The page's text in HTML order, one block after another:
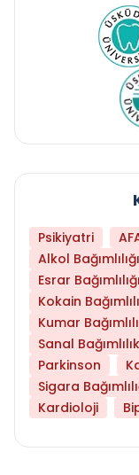
Psikiyatri
Alkol Bağımlılığı
Esrar Bağımlılığı
Kokain
Kumar
Sanal Bağımlılık
Parkinson
Sigara
Kardioloji